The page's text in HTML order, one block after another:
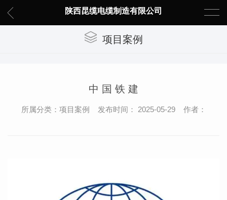
陕西昆缆电缆制造有限公司
项目案例
中 国 铁 建
所属分类：项目案例 发布时间： 2025-05-29 作者：